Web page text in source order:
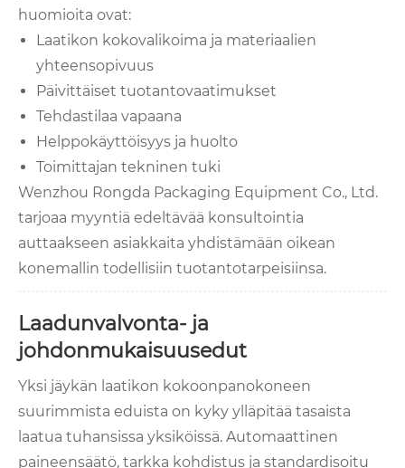
huomioita ovat:
Laatikon kokovalikoima ja materiaalien
yhteensopivuus
Päivittäiset tuotantovaatimukset
Tehdastilaa vapaana
Helppokäyttöisyys ja huolto
Toimittajan tekninen tuki
Wenzhou Rongda Packaging Equipment Co., Ltd.
tarjoaa myyntiä edeltävää konsultointia
auttaakseen asiakkaita yhdistämään oikean
konemallin todellisiin tuotantotarpeisiinsa.
Laadunvalvonta- ja
johdonmukaisuusedut
Yksi jäykän laatikon kokoonpanokoneen
suurimmista eduista on kyky ylläpitää tasaista
laatua tuhansissa yksiköissä. Automaattinen
paineensäätö, tarkka kohdistus ja standardisoitu